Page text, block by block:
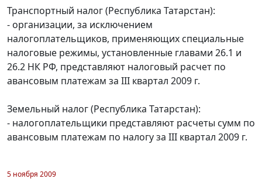
Транспортный налог (Республика Татарстан):
- организации, за исключением
налогоплательщиков, применяющих специальные
налоговые режимы, установленные главами 26.1 и
26.2 НК РФ, представляют налоговый расчет по
авансовым платежам за III квартал 2009 г.
Земельный налог (Республика Татарстан):
- налогоплательщики представляют расчеты сумм по
авансовым платежам по налогу за III квартал 2009 г.
5 ноября 2009